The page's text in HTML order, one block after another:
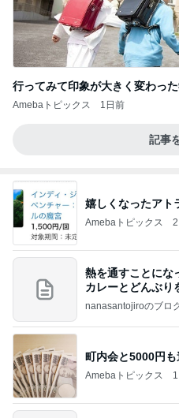
行ってみて印象が大きく変わっ
Amebaトピックス 1日前
記事
嬉しくなったアト
Amebaトピックス
熱を通すことにな
カレーとどんぶり
て、男
nanasantojiroのブロ
町内会と5000円
Amebaトピックス